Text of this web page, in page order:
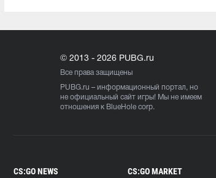
© 2013 - 2026 PUBG.ru
Все права защищены
PUBG.ru – информационный портал, но
не официальный сайт игры! Мы не имеем
отношения к BlueHole corp.
CS:GO NEWS CS:GO MARKET